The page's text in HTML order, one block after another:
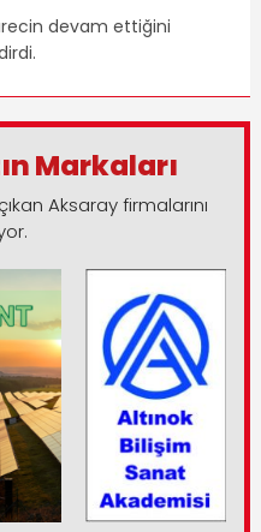
devam ettiğini
Markaları
Aksaray firmalarını